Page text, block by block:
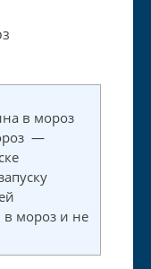
в мороз
—
в мороз и не